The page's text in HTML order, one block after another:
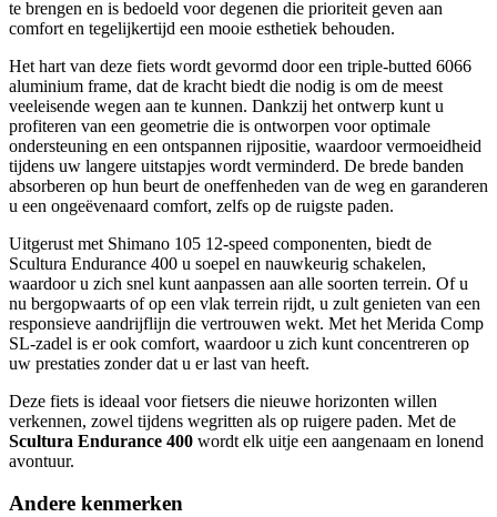
te brengen en is bedoeld voor degenen die prioriteit geven aan
comfort en tegelijkertijd een mooie esthetiek behouden.
Het hart van deze fiets wordt gevormd door een triple-butted 6066
aluminium frame, dat de kracht biedt die nodig is om de meest
veeleisende wegen aan te kunnen. Dankzij het ontwerp kunt u
profiteren van een geometrie die is ontworpen voor optimale
ondersteuning en een ontspannen rijpositie, waardoor vermoeidheid
tijdens uw langere uitstapjes wordt verminderd. De brede banden
absorberen op hun beurt de oneffenheden van de weg en garanderen
u een ongeëvenaard comfort, zelfs op de ruigste paden.
Uitgerust met Shimano 105 12-speed componenten, biedt de
Scultura Endurance 400 u soepel en nauwkeurig schakelen,
waardoor u zich snel kunt aanpassen aan alle soorten terrein. Of u
nu bergopwaarts of op een vlak terrein rijdt, u zult genieten van een
responsieve aandrijflijn die vertrouwen wekt. Met het Merida Comp
SL-zadel is er ook comfort, waardoor u zich kunt concentreren op
uw prestaties zonder dat u er last van heeft.
Deze fiets is ideaal voor fietsers die nieuwe horizonten willen
verkennen, zowel tijdens wegritten als op ruigere paden. Met de
Scultura Endurance 400 wordt elk uitje een aangenaam en lonend
avontuur.
Andere kenmerken